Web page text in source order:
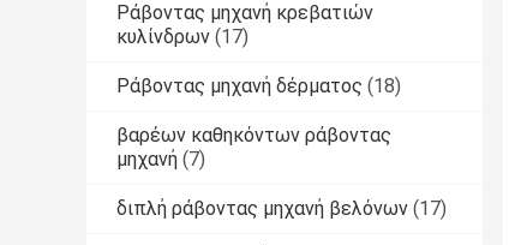
Ράβοντας μηχανή κρεβατιών
κυλίνδρων (17)
Ράβοντας μηχανή δέρματος (18)
βαρέων καθηκόντων ράβοντας
μηχανή (7)
διπλή ράβοντας μηχανή βελόνων (17)